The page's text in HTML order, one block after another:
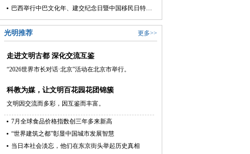
巴西举行中巴文化年、建交纪念日暨中国移民日特别会议
光明推荐 更多>>
走进文明古都 深化交流互鉴
“2026世界市长对话·北京”活动在北京市举行。
科教为媒，让文明百花园花团锦簇
文明因交流而多彩，因互鉴而丰富。
7月全球食品价格指数创三年多来新高
“世界建筑之都”彰显中国城市发展智慧
当日本社会淡忘，他们在东京街头举起历史真相